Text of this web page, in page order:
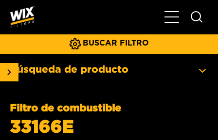
Menú
BUSCAR FILTRO
Búsqueda de producto
Filtro de combustible
33166E